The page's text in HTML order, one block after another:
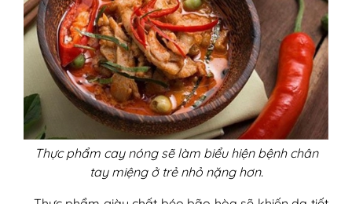
Thực phẩm cay nóng sẽ làm biểu hiện bệnh chân
tay miệng ở trẻ nhỏ nặng hơn.